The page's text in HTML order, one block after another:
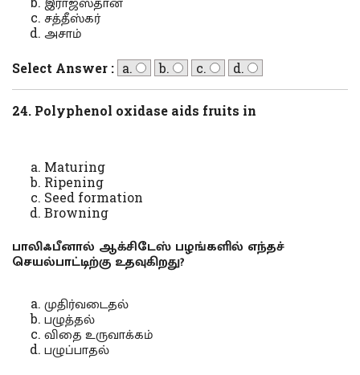
சத்தீஸ்கர்
அசாம்
Select Answer : a. b. c. d.
24. Polyphenol oxidase aids fruits in
Maturing
Ripening
Seed formation
Browning
பாலிஃபீனால் ஆக்சிடேஸ் பழங்களில் எந்தச்
செயல்பாட்டிற்கு உதவுகிறது?
முதிர்வடைதல்
பழுத்தல்
விதை உருவாக்கம்
பழுப்பாதல்